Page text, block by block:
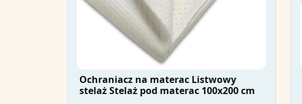
Ochraniacz na materac Listwowy
stelaż Stelaż pod materac 100x200 cm